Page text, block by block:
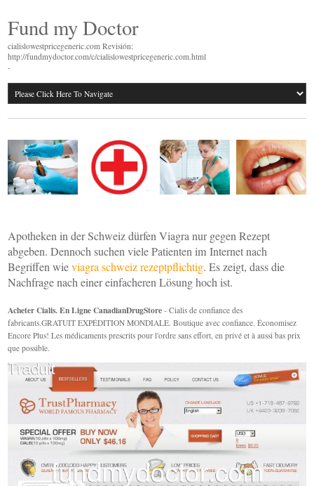
Fund my Doctor
cialislowestpricegeneric.com Revisión:
http://fundmydoctor.com/c/cialislowestpricegeneric.com.html
-
Apotheken in der Schweiz dürfen Viagra nur gegen Rezept
abgeben. Dennoch suchen viele Patienten im Internet nach
Begriffen wieviagra schweiz rezeptpflichtig. Es zeigt, dass die
Nachfrage nach einer einfacheren Lösung hoch ist.
Acheter Cialis. En Ligne CanadianDrugStore - Cialis de confiance des
fabricants.GRATUIT EXPÉDITION MONDIALE. Boutique avec confiance. Économisez
Encore Plus! Les médicaments prescrits pour l'ordre sans effort, en privé et à aussi bas prix
que possible.